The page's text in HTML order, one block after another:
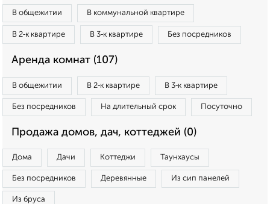
В общежитии В коммунальной квартире
В 2‑к квартире В 3‑к квартире Без посредников
Аренда комнат (107)
В общежитии В 2‑к квартире В 3‑к квартире
Без посредников На длительный срок Посуточно
Продажа домов, дач, коттеджей (0)
Дома Дачи Коттеджи Таунхаусы
Без посредников Деревянные Из сип панелей
Из бруса